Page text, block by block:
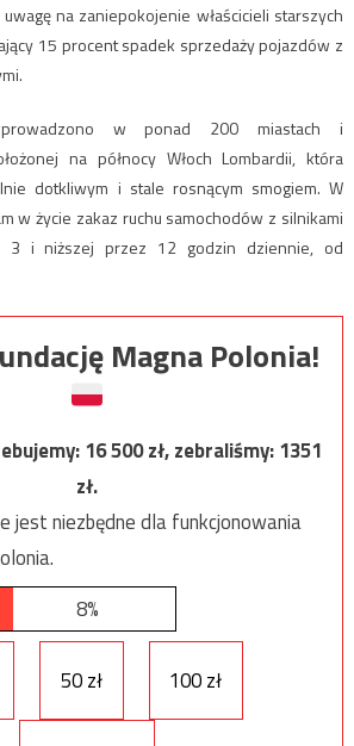
na zaniepokojenie właścicieli starszych
15 procent spadek sprzedaży pojazdów z
w ponad 200 miastach i
na północy Włoch Lombardii, która
dotkliwym i stale rosnącym smogiem. W
w życie zakaz ruchu samochodów z silnikami
3 i niższej przez 12 godzin dziennie, od
Magna Polonia!
16 500zł, zebraliśmy:1351
zł.
jest niezbędne dla funkcjonowania
8%
50 zł 100 zł